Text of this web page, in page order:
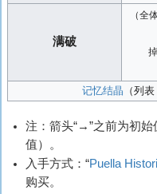
满破
（全
记忆结晶 （列表
注：箭头“→”之前为初
值）。
入手方式：“Puella
购买。